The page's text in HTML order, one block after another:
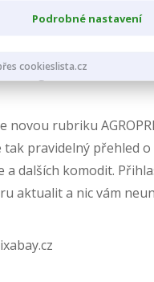
novou rubriku
tak pravidelný přehled o
a dalších komodit.
aktualit a nic vám
Podrobné nastavení
cookieslista.cz